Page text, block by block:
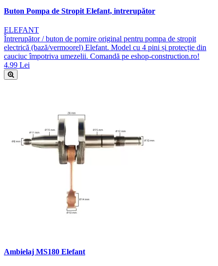
Buton Pompa de Stropit Elefant, intrerupător
ELEFANT
Întrerupător / buton de pornire original pentru pompa de stropit
electrică (bază/vermoorel) Elefant. Model cu 4 pini și protecție din
cauciuc împotriva umezelii. Comandă pe eshop-construction.ro!
4.99 Lei
Ambielaj MS180 Elefant